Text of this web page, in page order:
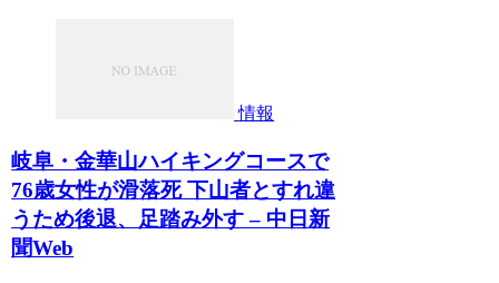
情報
岐阜・金華山ハイキングコースで
76歳女性が滑落死 下山者とすれ違
うため後退、足踏み外す – 中日新
聞Web